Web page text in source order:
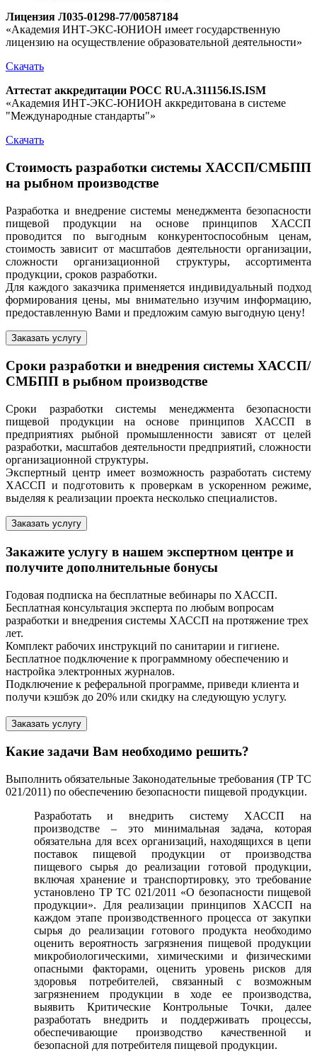
Лицензия Л035-01298-77/00587184
«Академия ИНТ-ЭКС-ЮНИОН имеет государственную
лицензию на осуществление образовательной деятельности»
Скачать
Аттестат аккредитации РОСС RU.A.311156.IS.ISM
«Академия ИНТ-ЭКС-ЮНИОН аккредитована в системе
"Международные стандарты"»
Скачать
Стоимость разработки системы ХАССП/СМБПП
на рыбном производстве
Разработка и внедрение системы менеджмента безопасности
пищевой продукции на основе принципов ХАССП
проводится по выгодным конкурентоспособным ценам,
стоимость зависит от масштабов деятельности организации,
сложности организационной структуры, ассортимента
продукции, сроков разработки.
Для каждого заказчика применяется индивидуальный подход
формирования цены, мы внимательно изучим информацию,
предоставленную Вами и предложим самую выгодную цену!
Заказать услугу
Сроки разработки и внедрения системы ХАССП/
СМБПП в рыбном производстве
Сроки разработки системы менеджмента безопасности
пищевой продукции на основе принципов ХАССП в
предприятиях рыбной промышленности зависят от целей
разработки, масштабов деятельности предприятий, сложности
организационной структуры.
Экспертный центр имеет возможность разработать систему
ХАССП и подготовить к проверкам в ускоренном режиме,
выделяя к реализации проекта несколько специалистов.
Заказать услугу
Закажите услугу в нашем экспертном центре и
получите дополнительные бонусы
Годовая подписка на бесплатные вебинары по ХАССП.
Бесплатная консультация эксперта по любым вопросам
разработки и внедрения системы ХАССП на протяжение трех
лет.
Комплект рабочих инструкций по санитарии и гигиене.
Бесплатное подключение к программному обеспечению и
настройка электронных журналов.
Подключение к реферальной программе, приведи клиента и
получи кэшбэк до 20% или скидку на следующую услугу.
Заказать услугу
Какие задачи Вам необходимо решить?
Выполнить обязательные Законодательные требования (ТР ТС
021/2011) по обеспечению безопасности пищевой продукции.
Разработать и внедрить систему ХАССП на
производстве – это минимальная задача, которая
обязательна для всех организаций, находящихся в цепи
поставок пищевой продукции от производства
пищевого сырья до реализации готовой продукции,
включая хранение и транспортировку, это требование
установлено ТР ТС 021/2011 «О безопасности пищевой
продукции». Для реализации принципов ХАССП на
каждом этапе производственного процесса от закупки
сырья до реализации готового продукта необходимо
оценить вероятность загрязнения пищевой продукции
микробиологическими, химическими и физическими
опасными факторами, оценить уровень рисков для
здоровья потребителей, связанный с возможным
загрязнением продукции в ходе ее производства,
выявить Критические Контрольные Точки, далее
разработать внедрить и поддерживать процессы,
обеспечивающие производство качественной и
безопасной для потребителя пищевой продукции.